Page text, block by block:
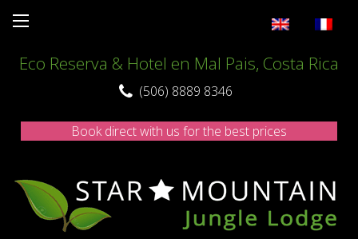
Eco Reserva & Hotel en Mal Pais, Costa Rica
(506) 8889 8346
Book direct with us for the best prices